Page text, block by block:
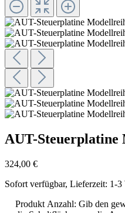
AUT-Steuerplatine
324,00 €
Sofort verfügbar, Lieferzeit: 1-3
Produkt Anzahl: Gib den